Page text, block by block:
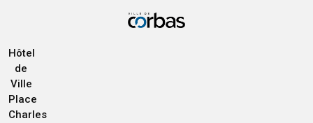
Hôtel
de
Ville
Place
Charles